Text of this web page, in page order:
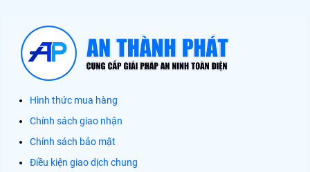
Hình thức mua hàng
Chính sách giao nhận
Chính sách bảo mật
Điều kiện giao dịch chung